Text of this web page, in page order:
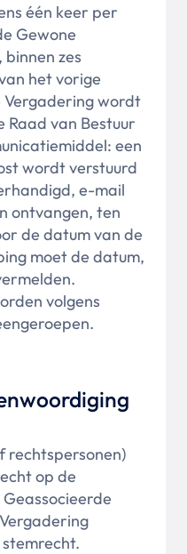
één keer per
Gewone
zes
het vorige
Vergadering wordt
Raad van Bestuur
een
wordt verstuurd
e-mail
ontvangen, ten
de datum van de
moet de datum,
volgens
rechtspersonen)
op de